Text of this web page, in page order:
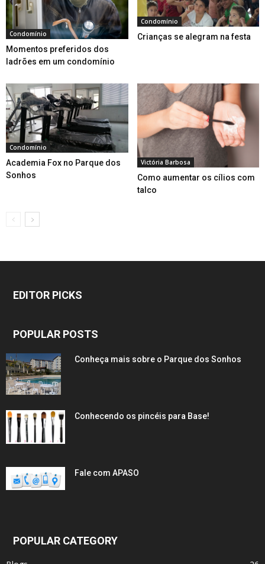
Condomínio
Momentos preferidos dos
ladrões em um condomínio
Condomínio
Crianças se alegram na festa
Condomínio
Academia Fox no Parque dos
Sonhos
Victória Barbosa
Como aumentar os cílios com
talco
EDITOR PICKS
POPULAR POSTS
Conheça mais sobre o Parque dos Sonhos
Conhecendo os pincéis para Base!
Fale com APASO
POPULAR CATEGORY